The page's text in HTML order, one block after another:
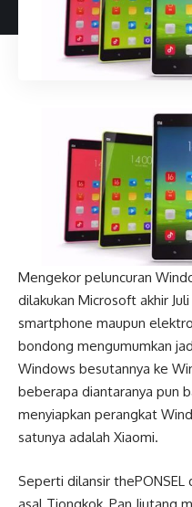
Mengekor peluncuran
dilakukan Microsoft akhir
smartphone maupun
bondong mengumumkan
Windows besutannya ke
beberapa diantaranya pun
menyiapkan perangkat
satunya adalah Xiaomi.
Seperti dilansir thePONSEL